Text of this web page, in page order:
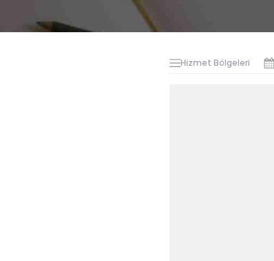
Hizmet Bölgeleri